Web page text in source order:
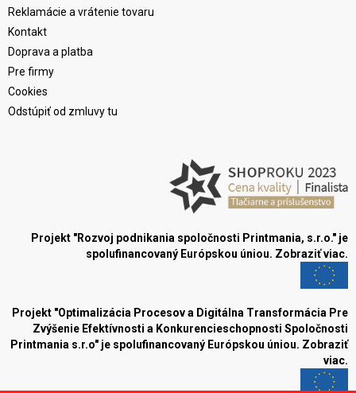
Reklamácie a vrátenie tovaru
Kontakt
Doprava a platba
Pre firmy
Cookies
Odstúpiť od zmluvy tu
Projekt "Rozvoj podnikania spoločnosti Printmania, s.r.o." je
spolufinancovaný Európskou úniou. Zobraziť viac.
Projekt "Optimalizácia Procesov a Digitálna Transformácia Pre
Zvýšenie Efektívnosti a Konkurencieschopnosti Spoločnosti
Printmania s.r.o" je spolufinancovaný Európskou úniou. Zobraziť
viac.